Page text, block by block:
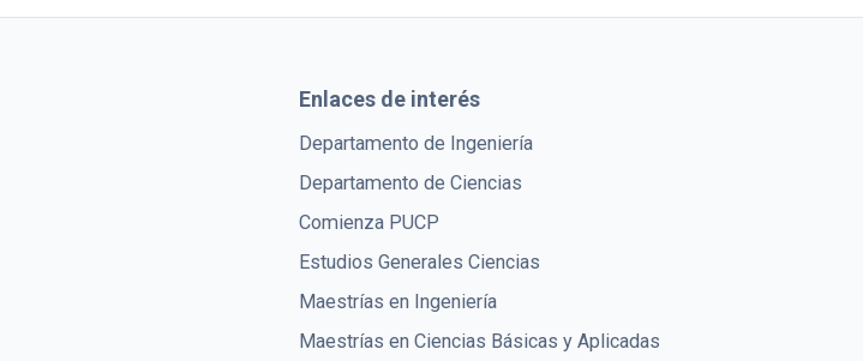
Enlaces de interés
Departamento de Ingeniería
Departamento de Ciencias
Comienza PUCP
Estudios Generales Ciencias
Maestrías en Ingeniería
Maestrías en Ciencias Básicas y Aplicadas